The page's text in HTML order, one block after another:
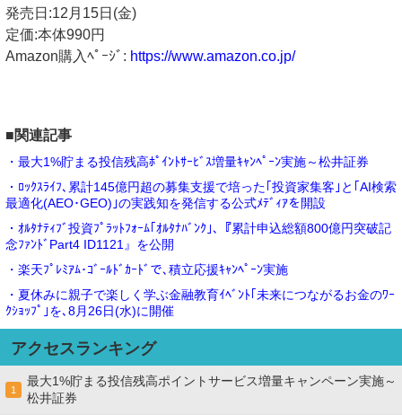
発売日:12月15日(金)
定価:本体990円
Amazon購入ﾍﾟｰｼﾞ: https://www.amazon.co.jp/
■関連記事
・最大1%貯まる投信残高ﾎﾟｲﾝﾄｻｰﾋﾞｽ増量ｷｬﾝﾍﾟｰﾝ実施～松井証券
・ﾛｯｸｽﾗｲﾌ､累計145億円超の募集支援で培った｢投資家集客｣と｢AI検索
最適化(AEO･GEO)｣の実践知を発信する公式ﾒﾃﾞｨｱを開設
・ｵﾙﾀﾅﾃｨﾌﾞ投資ﾌﾟﾗｯﾄﾌｫｰﾑ｢ｵﾙﾀﾅﾊﾞﾝｸ｣､『累計申込総額800億円突破記
念ﾌｧﾝﾄﾞPart4 ID1121』を公開
・楽天ﾌﾟﾚﾐｱﾑ･ｺﾞｰﾙﾄﾞｶｰﾄﾞで､積立応援ｷｬﾝﾍﾟｰﾝ実施
・夏休みに親子で楽しく学ぶ金融教育ｲﾍﾞﾝﾄ｢未来につながるお金のﾜｰ
ｸｼｮｯﾌﾟ｣を､8月26日(水)に開催
アクセスランキング
1
最大1%貯まる投信残高ポイントサービス増量キャンペーン実施～
松井証券